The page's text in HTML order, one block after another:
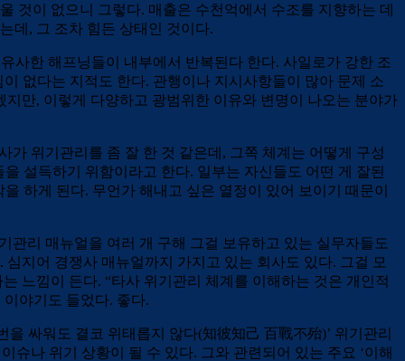
것이 없으니 그렇다. 매출은 수천억에서 수조를 지향하는 데
데, 그 조차 힘든 상태인 것이다.
사한 해프닝들이 내부에서 반복된다 한다. 사일로가 강한 조
없다는 지적도 한다. 관행이나 지시사항들이 많아 문제 소
만, 이렇게 다양하고 광범위한 이유와 변명이 나오는 분야가
가 위기관리를 좀 잘 한 것 같은데, 그쪽 체계는 어떻게 구성
설득하기 위함이라고 한다. 일부는 자신들도 어떤 게 잘된
하게 된다. 무언가 해내고 싶은 열정이 있어 보이기 때문이
관리 매뉴얼을 여러 개 구해 그걸 보유하고 있는 실무자들도
지어 경쟁사 매뉴얼까지 가지고 있는 회사도 있다. 그걸 모
느낌이 든다. “타사 위기관리 체계를 이해하는 것은 개인적
야기도 들었다. 좋다.
싸워도 결코 위태롭지 않다(知彼知己 百戰不殆)’ 위기관리
슈나 위기 상황이 될 수 있다. 그와 관련되어 있는 주요 ‘이해